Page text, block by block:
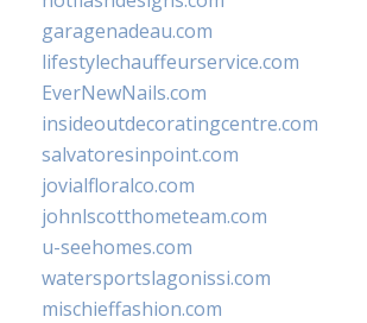
garagenadeau.com
lifestylechauffeurservice.com
EverNewNails.com
insideoutdecoratingcentre.com
salvatoresinpoint.com
jovialfloralco.com
johnlscotthometeam.com
u-seehomes.com
watersportslagonissi.com
mischieffashion.com